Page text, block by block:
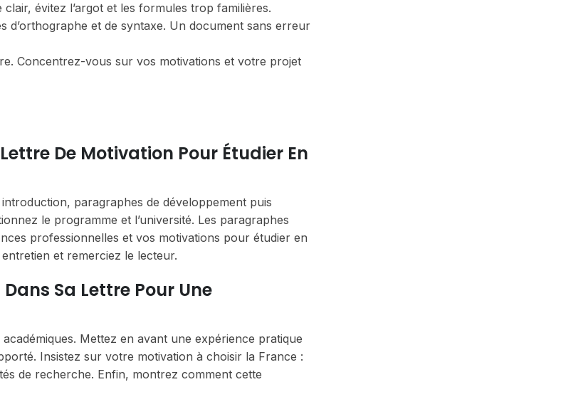
évitez l’argot et les formules trop familières.
d’orthographe et de syntaxe. Un document sans erreur
Concentrez-vous sur vos motivations et votre projet
De Motivation Pour Étudier En
paragraphes de développement puis
le programme et l’université. Les paragraphes
professionnelles et vos motivations pour étudier en
et remerciez le lecteur.
Sa Lettre Pour Une
Mettez en avant une expérience pratique
Insistez sur votre motivation à choisir la France :
de recherche. Enfin, montrez comment cette